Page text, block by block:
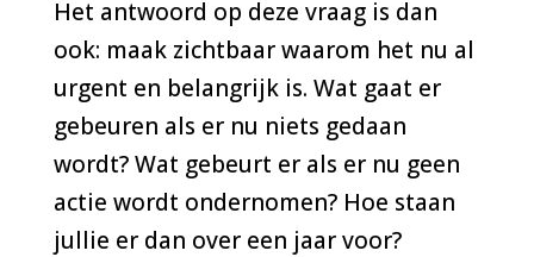
Het antwoord op deze vraag is dan
ook: maak zichtbaar waarom het nu al
urgent en belangrijk is. Wat gaat er
gebeuren als er nu niets gedaan
wordt? Wat gebeurt er als er nu geen
actie wordt ondernomen? Hoe staan
jullie er dan over een jaar voor?